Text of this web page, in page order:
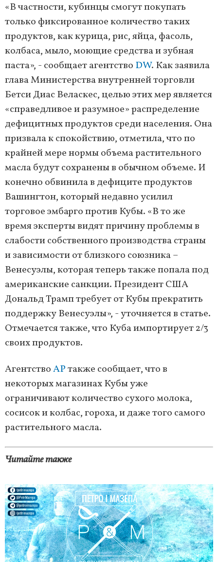
«В частности, кубинцы смогут покупать
только фиксированное количество таких
продуктов, как курица, рис, яйца, фасоль,
колбаса, мыло, моющие средства и зубная
паста», - сообщает агентство DW. Как заявила
глава Министерства внутренней торговли
Бетси Диас Веласкес, целью этих мер является
«справедливое и разумное» распределение
дефицитных продуктов среди населения. Она
призвала к спокойствию, отметила, что по
крайней мере нормы объема растительного
масла будут сохранены в обычном объеме. И
конечно обвинила в дефиците продуктов
Вашингтон, который недавно усилил
торговое эмбарго против Кубы. «В то же
время эксперты видят причину проблемы в
слабости собственного производства страны
и зависимости от близкого союзника –
Венесуэлы, которая теперь также попала под
американские санкции. Президент США
Дональд Трамп требует от Кубы прекратить
поддержку Венесуэлы», - уточняется в статье.
Отмечается также, что Куба импортирует 2/3
своих продуктов.
АгентствоAPтакже сообщает, что в
некоторых магазинах Кубы уже
ограничивают количество сухого молока,
сосисок и колбас, гороха, и даже того самого
растительного масла.
Читайте также